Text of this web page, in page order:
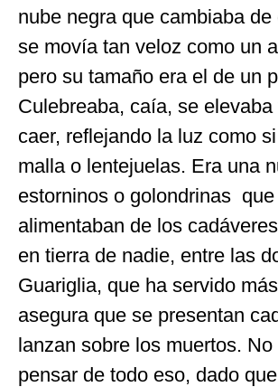
nube negra que cambiaba
se movía tan veloz como un
pero su tamaño era el de un
Culebreaba, caía, se
caer, reflejando la luz como
malla o lentejuelas. Era una
estorninos o golondrinas
alimentaban de los
en tierra de nadie, entre las
Guariglia, que ha servido
asegura que se presentan
lanzan sobre los muertos. No
pensar de todo eso, dado